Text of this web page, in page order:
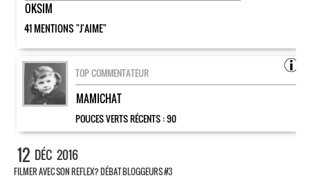
OKSIM
41 MENTIONS "J'AIME"
TOP COMMENTATEUR
MAMICHAT
POUCES VERTS RÉCENTS :90
12 DÉC 2016
FILMER AVEC SON REFLEX? DÉBAT BLOGGEURS #3